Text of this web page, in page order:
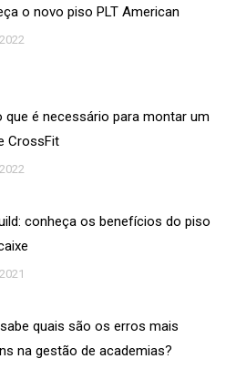
o novo piso PLT American
que é necessário para montar um
CrossFit
conheça os benefícios do piso
quais são os erros mais
na gestão de academias?